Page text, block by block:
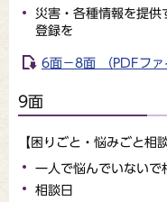
災害・各種情報を提供
登録を
6面－8面 （PDFファ
9面
【困りごと・悩みごと相
一人で悩んでいないで
相談日